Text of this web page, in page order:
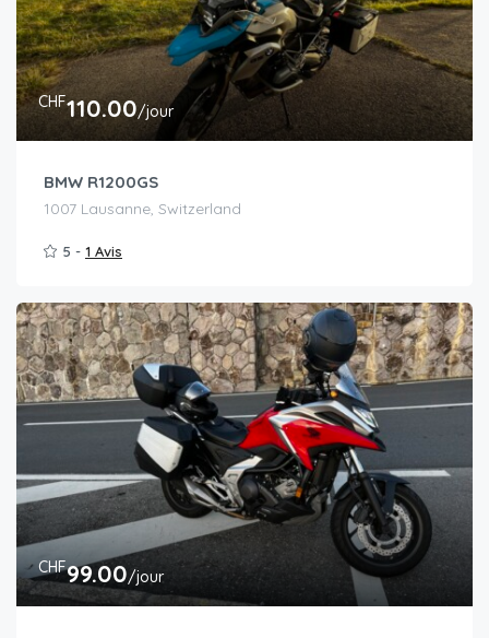
CHF110.00/jour
BMW R1200GS
1007 Lausanne, Switzerland
5 - 1 Avis
CHF99.00/jour